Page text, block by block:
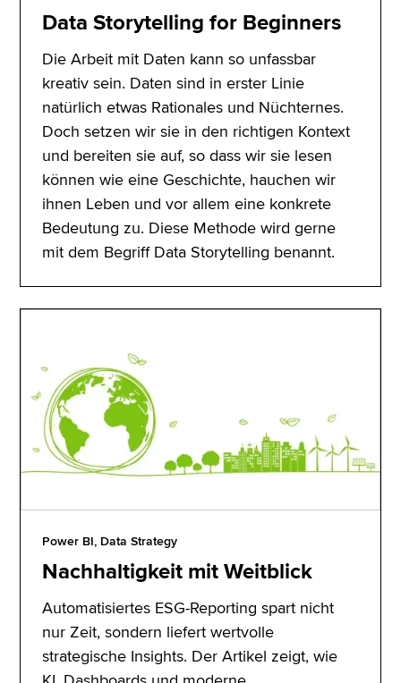
Data Storytelling for Beginners
Die Arbeit mit Daten kann so unfassbar
kreativ sein. Daten sind in erster Linie
natürlich etwas Rationales und Nüchternes.
Doch setzen wir sie in den richtigen Kontext
und bereiten sie auf, so dass wir sie lesen
können wie eine Geschichte, hauchen wir
ihnen Leben und vor allem eine konkrete
Bedeutung zu. Diese Methode wird gerne
mit dem Begriff Data Storytelling benannt.
Power BI, Data Strategy
Nachhaltigkeit mit Weitblick
Automatisiertes ESG-Reporting spart nicht
nur Zeit, sondern liefert wertvolle
strategische Insights. Der Artikel zeigt, wie